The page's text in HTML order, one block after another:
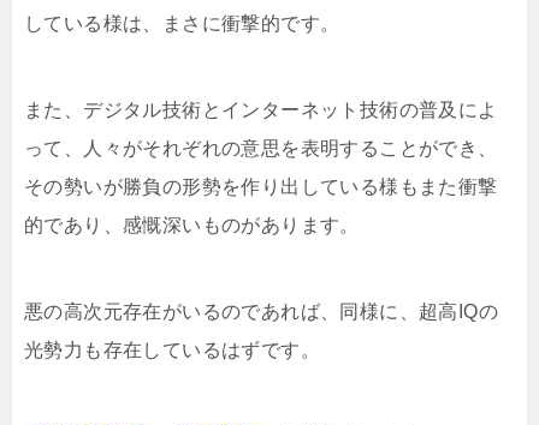
している様は、まさに衝撃的です。
また、デジタル技術とインターネット技術の普及によ
って、人々がそれぞれの意思を表明することができ、
その勢いが勝負の形勢を作り出している様もまた衝撃
的であり、感慨深いものがあります。
悪の高次元存在がいるのであれば、同様に、超高IQの
光勢力も存在しているはずです。